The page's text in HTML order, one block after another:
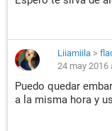
Liiamiila >
24 may 2016
Puedo quedar
a la misma hora y